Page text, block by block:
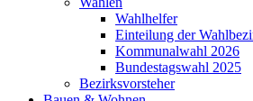
Wahlhelfer
Einteilung der
Kommunalwahl 2026
Bundestagswahl 2025
Bezirksvorsteher